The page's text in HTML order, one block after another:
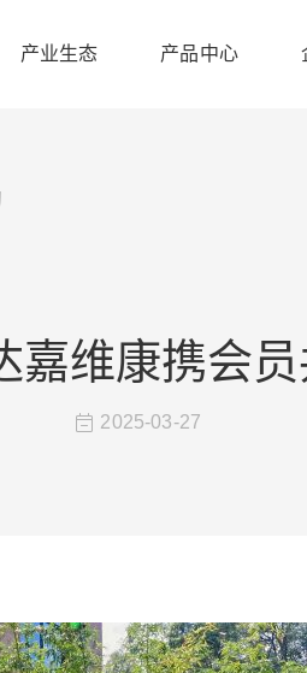
产业生态 产品中心
嘉维康携会
2025-03-27